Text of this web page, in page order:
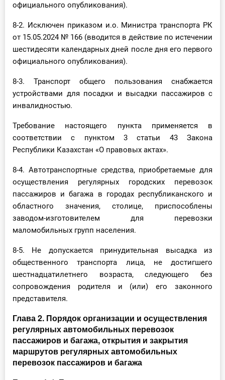
официального опубликования).
8-2. Исключен приказом и.о. Министра транспорта РК
от 15.05.2024 № 166 (вводится в действие по истечении
шестидесяти календарных дней после дня его первого
официального опубликования).
8-3. Транспорт общего пользования снабжается
устройствами для посадки и высадки пассажиров с
инвалидностью.
Требование настоящего пункта применяется в
соответствии с пунктом 3 статьи 43 Закона
Республики Казахстан «О правовых актах».
8-4. Автотранспортные средства, приобретаемые для
осуществления регулярных городских перевозок
пассажиров и багажа в городах республиканского и
областного значения, столице, приспособлены
заводом-изготовителем для перевозки
маломобильных групп населения.
8-5. Не допускается принудительная высадка из
общественного транспорта лица, не достигшего
шестнадцатилетнего возраста, следующего без
сопровождения родителя и (или) его законного
представителя.
Глава 2. Порядок организации и осуществления
регулярных автомобильных перевозок
пассажиров и багажа, открытия и закрытия
маршрутов регулярных автомобильных
перевозок пассажиров и багажа